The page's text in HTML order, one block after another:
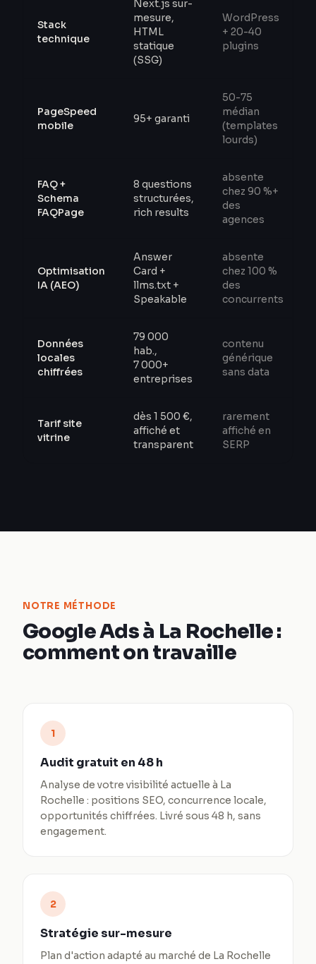
Stack
technique
Next.js sur-
mesure,
HTML
statique
(SSG)
WordPress
+ 20-40
plugins
PageSpeed
mobile
95+ garanti
50-75
médian
(templates
lourds)
FAQ +
Schema
FAQPage
8 questions
structurées,
rich results
absente
chez 90 %+
des
agences
Optimisation
IA (AEO)
Answer
Card +
llms.txt +
Speakable
absente
chez 100 %
des
concurrents
Données
locales
chiffrées
79 000
hab.,
7 000+
entreprises
contenu
générique
sans data
Tarif site
vitrine
dès 1 500 €,
affiché et
transparent
rarement
affiché en
SERP
NOTRE MÉTHODE
Google Ads à La Rochelle :
comment on travaille
1
Audit gratuit en 48 h
Analyse de votre visibilité actuelle à La
Rochelle : positions SEO, concurrence locale,
opportunités chiffrées. Livré sous 48 h, sans
engagement.
2
Stratégie sur-mesure
Plan d'action adapté au marché de La Rochelle